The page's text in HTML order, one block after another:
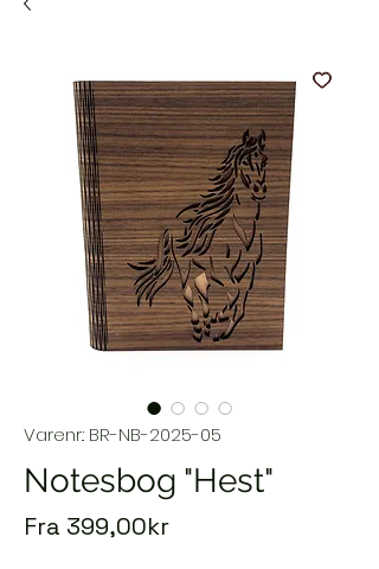
Varenr.: BR-NB-2025-05
Notesbog "Hest"
Fra 399,00krSalgspris